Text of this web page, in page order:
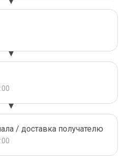
/ доставка получателю